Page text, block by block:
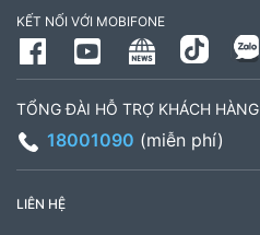
KẾT NỐI VỚI MOBIFONE
TỔNG ĐÀI HỖ TRỢ KHÁCH HÀNG
18001090 (miễn phí)
LIÊN HỆ